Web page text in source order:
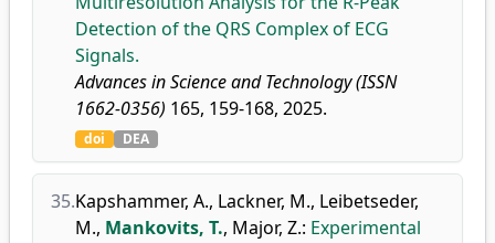
Detection of the QRS Complex of ECG
Signals.
Advances in Science and Technology (ISSN
1662-0356) 165, 159-168, 2025.
doi DEA
35.Kapshammer, A., Lackner, M., Leibetseder,
M., Mankovits, T., Major, Z.: Experimental